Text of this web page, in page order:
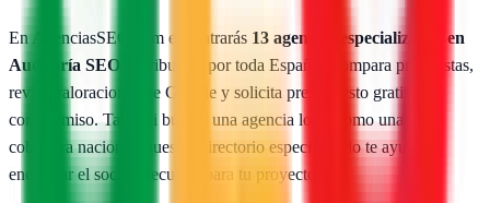
En AgenciasSEO.com encontrarás 13 agencias especializadas en
Auditoría SEO
distribuidas por toda España. Compara propuestas,
revisa valoraciones de Google y solicita presupuesto gratis sin
compromiso. Tanto si buscas una agencia local como una con
cobertura nacional, nuestro directorio especializado te ayuda a
encontrar el socio adecuado para tu proyecto.